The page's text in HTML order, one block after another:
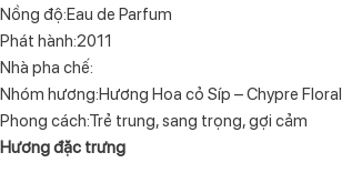
Nồng độ:Eau de Parfum
Phát hành:2011
Nhà pha chế:
Nhóm hương:Hương Hoa cỏ Síp – Chypre Floral
Phong cách:Trẻ trung, sang trọng, gợi cảm
Hương đặc trưng